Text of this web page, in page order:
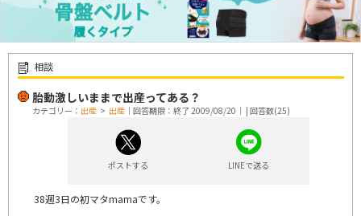
相談
胎動激しいままで出産ってある？
カテゴリー： 出産 > 出産 ｜回答期限：終了 2009/08/20｜ | 回答数(25)
ポストする LINEで送る
38週3日の初マタmamaです。